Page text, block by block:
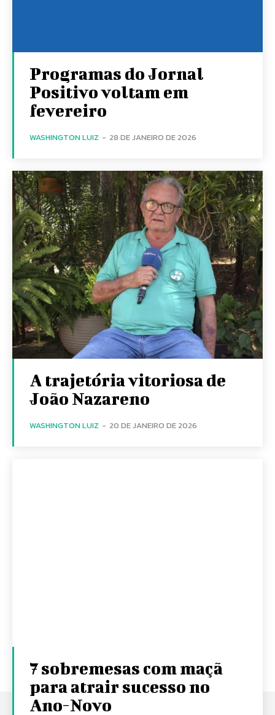
Programas do Jornal
Positivo voltam em
fevereiro
WASHINGTON LUIZ - 28 DE JANEIRO DE 2026
A trajetória vitoriosa de
João Nazareno
WASHINGTON LUIZ - 20 DE JANEIRO DE 2026
7 sobremesas com maçã
para atrair sucesso no
Ano-Novo